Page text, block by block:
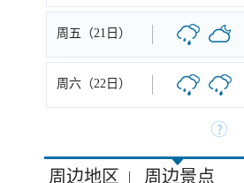
周五（21日）
周六（22日）
周边地区 | 周边景点